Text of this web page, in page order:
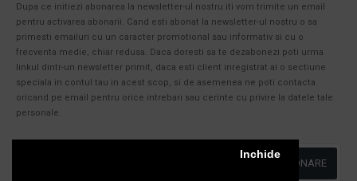
Inchide
Dupa ce initiezi abonarea la newsletter-ul nostru iti vom trimite un email
pentru activarea abonarii. Cand esti abonat la newsletter-ul nostru o sa
primesti emailuri cu un caracter promotional sau informativ si cu o
frecventa medie, chiar redusa. Daca doresti sa te dezabonezi poti urma
linkul dintr-un newsletter primit, daca esti client inregistrat ai o sectiune
speciala in contul tau in acest scop, si de asemenea ne poti contacta
oricand pe email pentru orice intrebari sau cerinte cu privire la datele tale
personale.
ABONARE